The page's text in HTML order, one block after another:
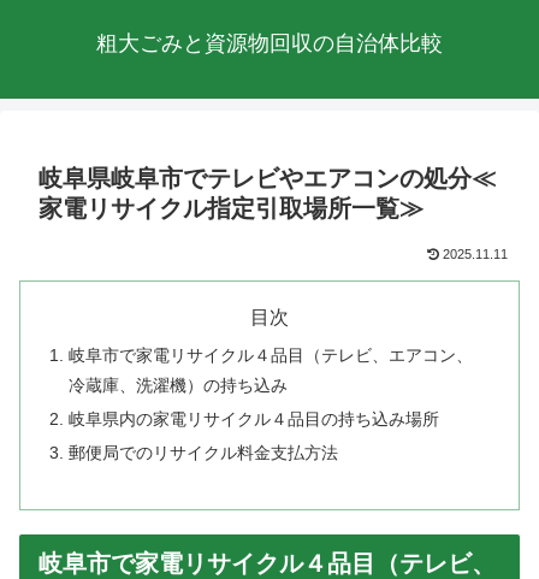
粗大ごみと資源物回収の自治体比較
岐阜県岐阜市でテレビやエアコンの処分≪
家電リサイクル指定引取場所一覧≫
2025.11.11
目次
岐阜市で家電リサイクル４品目（テレビ、エアコン、
冷蔵庫、洗濯機）の持ち込み
岐阜県内の家電リサイクル４品目の持ち込み場所
郵便局でのリサイクル料金支払方法
岐阜市で家電リサイクル４品目（テレビ、